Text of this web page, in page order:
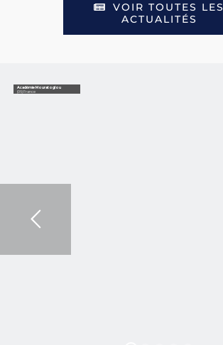
VOIR TOUTES LES
ACTUALITÉS
Académie Mouratoglou
(06) France